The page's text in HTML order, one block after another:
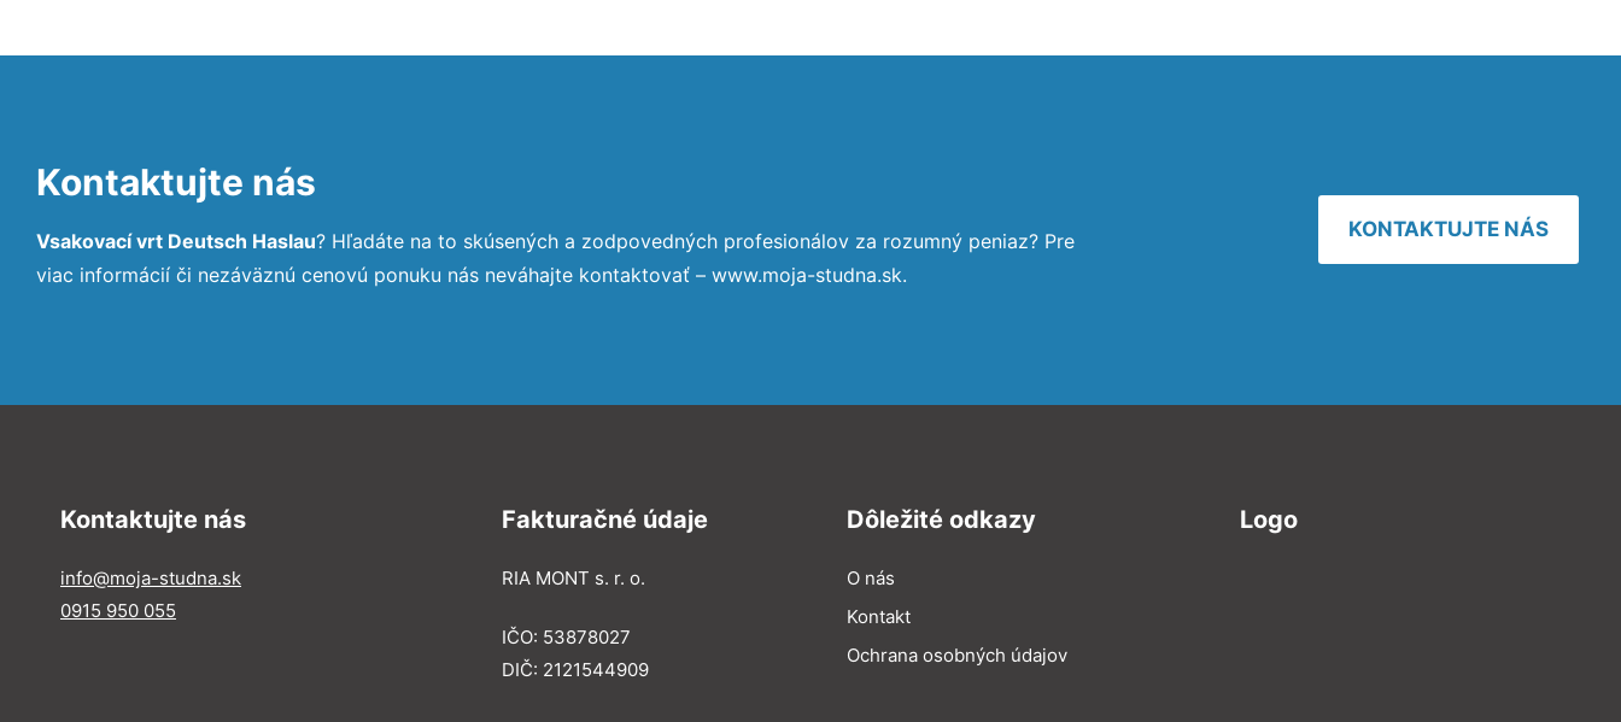
Kontaktujte nás
Vsakovací vrt Deutsch Haslau? Hľadáte na to skúsených a zodpovedných profesionálov za rozumný peniaz? Pre
viac informácií či nezáväznú cenovú ponuku nás neváhajte kontaktovať – www.moja-studna.sk.
KONTAKTUJTE NÁS
Kontaktujte nás
info@moja-studna.sk
0915 950 055
Fakturačné údaje
RIA MONT s. r. o.
IČO: 53878027
DIČ: 2121544909
Dôležité odkazy
O nás
Kontakt
Ochrana osobných údajov
Logo